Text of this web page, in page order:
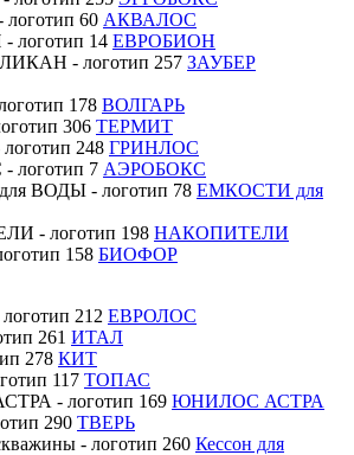
АКВАЛОС
ЕВРОБИОН
ЗАУБЕР
ВОЛГАРЬ
ТЕРМИТ
ГРИНЛОС
АЭРОБОКС
ЕМКОСТИ для
НАКОПИТЕЛИ
БИОФОР
ЕВРОЛОС
ИТАЛ
КИТ
ТОПАС
ЮНИЛОС АСТРА
ТВЕРЬ
Кессон для